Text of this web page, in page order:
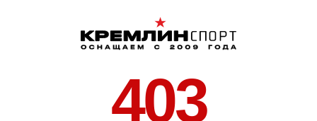
403